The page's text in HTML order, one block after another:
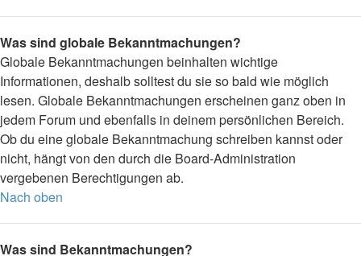
Was sind globale Bekanntmachungen?
Globale Bekanntmachungen beinhalten wichtige
Informationen, deshalb solltest du sie so bald wie möglich
lesen. Globale Bekanntmachungen erscheinen ganz oben in
jedem Forum und ebenfalls in deinem persönlichen Bereich.
Ob du eine globale Bekanntmachung schreiben kannst oder
nicht, hängt von den durch die Board-Administration
vergebenen Berechtigungen ab.
Nach oben
Was sind Bekanntmachungen?